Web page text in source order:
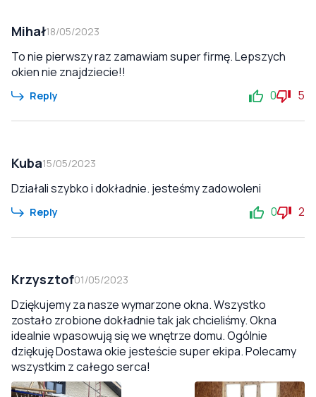
Mihał18/05/2023
To nie pierwszy raz zamawiam super firmę. Lepszych
okien nie znajdziecie!!
Reply 0 5
Kuba15/05/2023
Działali szybko i dokładnie. jesteśmy zadowoleni
Reply 0 2
Krzysztof01/05/2023
Dziękujemy za nasze wymarzone okna. Wszystko
zostało zrobione dokładnie tak jak chcieliśmy. Okna
idealnie wpasowują się we wnętrze domu. Ogólnie
dziękuję Dostawa okie jesteście super ekipa. Polecamy
wszystkim z całego serca!